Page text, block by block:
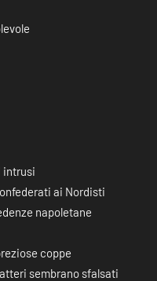
intrusi
ai Nordisti
napoletane
coppe
sembrano sfalsati